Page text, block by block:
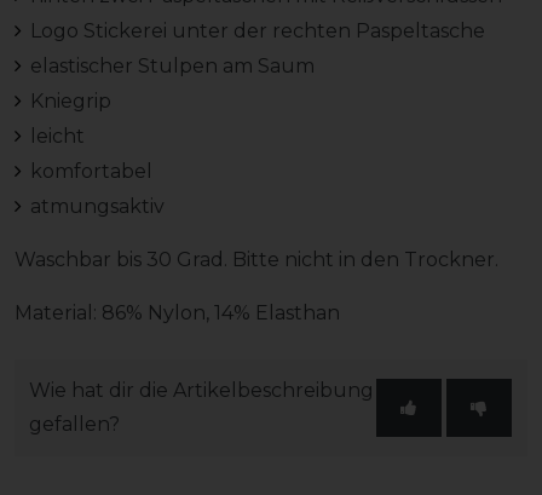
Logo Stickerei unter der rechten Paspeltasche
elastischer Stulpen am Saum
Kniegrip
leicht
komfortabel
atmungsaktiv
Waschbar bis 30 Grad. Bitte nicht in den Trockner.
Material: 86% Nylon, 14% Elasthan
Wie hat dir die Artikelbeschreibung
gefallen?